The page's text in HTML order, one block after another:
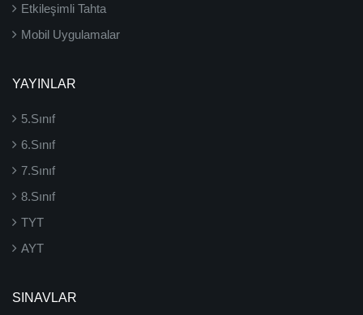
Etkileşimli Tahta
Mobil Uygulamalar
YAYINLAR
5.Sınıf
6.Sınıf
7.Sınıf
8.Sınıf
TYT
AYT
SINAVLAR